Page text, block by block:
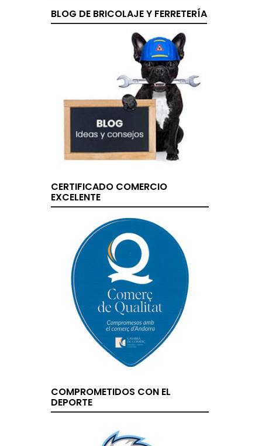
BLOG DE BRICOLAJE Y FERRETERÍA
CERTIFICADO COMERCIO
EXCELENTE
COMPROMETIDOS CON EL
DEPORTE